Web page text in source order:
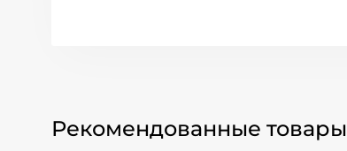
Рекомендованные товары